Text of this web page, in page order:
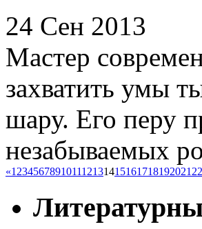
24 Сен 2013
Мастер
захватить умы
шару. Его перу
незабываемых
«1 23456789101112131415161718192021 22